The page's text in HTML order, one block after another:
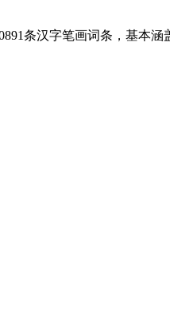
条汉字笔画词条，基本